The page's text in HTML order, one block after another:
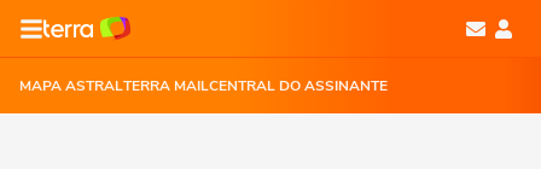
MAPA ASTRALTERRA MAILCENTRAL DO ASSINANTE